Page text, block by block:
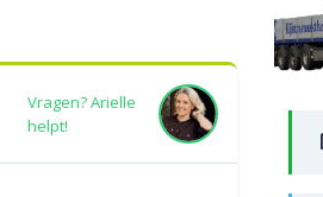
Vragen? Arielle
helpt!